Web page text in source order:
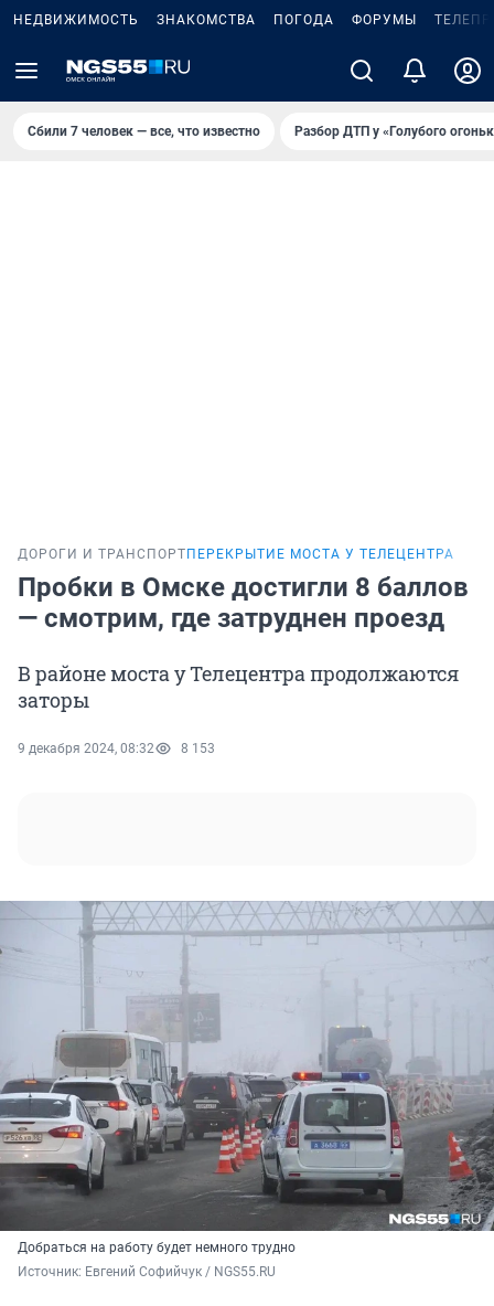
НЕДВИЖИМОСТЬ ЗНАКОМСТВА ПОГОДА ФОРУМЫ
Сбили 7 человек — все, что известно Разбор ДТП у «Голубого
ДОРОГИ И ТРАНСПОРТ ПЕРЕКРЫТИЕ МОСТА У ТЕЛЕЦЕНТРА
Пробки в Омске достигли 8 баллов
— смотрим, где затруднен проезд
В районе моста у Телецентра продолжаются
заторы
9 декабря 2024, 08:32 8 153
Добраться на работу будет немного трудно
Источник: Евгений Софийчук / NGS55.RU